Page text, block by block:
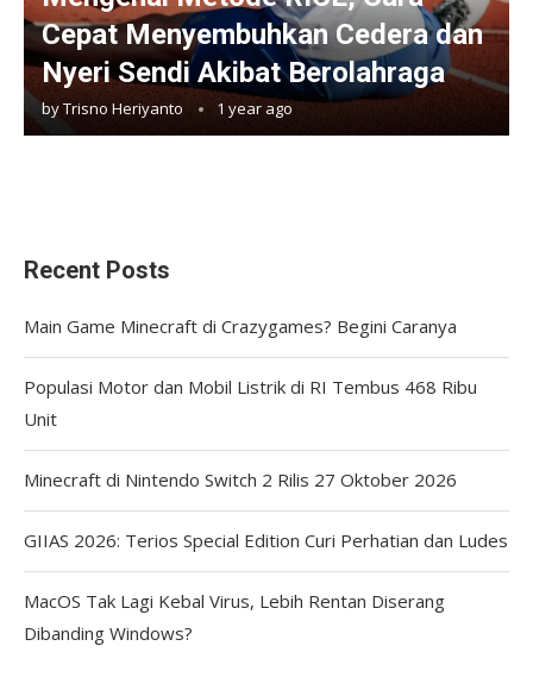
Cepat Menyembuhkan Cedera dan
Nyeri Sendi Akibat Berolahraga
byTrisno Heriyanto 1 year ago
Recent Posts
Main Game Minecraft di Crazygames? Begini Caranya
Populasi Motor dan Mobil Listrik di RI Tembus 468 Ribu
Unit
Minecraft di Nintendo Switch 2 Rilis 27 Oktober 2026
GIIAS 2026: Terios Special Edition Curi Perhatian dan Ludes
MacOS Tak Lagi Kebal Virus, Lebih Rentan Diserang
Dibanding Windows?